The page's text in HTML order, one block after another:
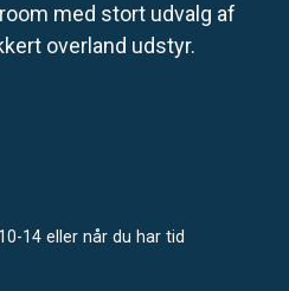
med stort udvalg af
overland udstyr.
14 eller når du har tid